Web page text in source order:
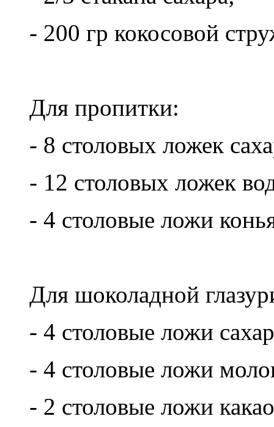
- 200 гр кокосовой
Для пропитки:
- 8 столовых ложек
- 12 столовых ложек
- 4 столовые ложи
Для шоколадной
- 4 столовые ложи
- 4 столовые ложи
- 2 столовые ложи